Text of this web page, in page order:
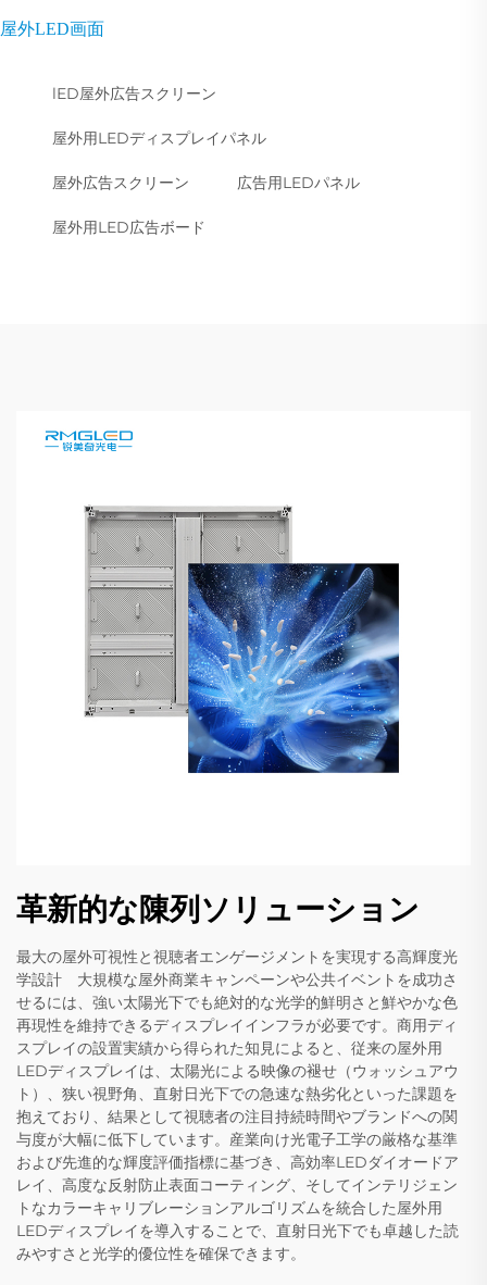
屋外LED画面
lED屋外広告スクリーン
屋外用LEDディスプレイパネル
屋外広告スクリーン 広告用LEDパネル
屋外用LED広告ボード
革新的な陳列ソリューション
最大の屋外可視性と視聴者エンゲージメントを実現する高輝度光
学設計 大規模な屋外商業キャンペーンや公共イベントを成功さ
せるには、強い太陽光下でも絶対的な光学的鮮明さと鮮やかな色
再現性を維持できるディスプレイインフラが必要です。商用ディ
スプレイの設置実績から得られた知見によると、従来の屋外用
LEDディスプレイは、太陽光による映像の褪せ（ウォッシュアウ
ト）、狭い視野角、直射日光下での急速な熱劣化といった課題を
抱えており、結果として視聴者の注目持続時間やブランドへの関
与度が大幅に低下しています。産業向け光電子工学の厳格な基準
および先進的な輝度評価指標に基づき、高効率LEDダイオードア
レイ、高度な反射防止表面コーティング、そしてインテリジェン
トなカラーキャリブレーションアルゴリズムを統合した屋外用
LEDディスプレイを導入することで、直射日光下でも卓越した読
みやすさと光学的優位性を確保できます。